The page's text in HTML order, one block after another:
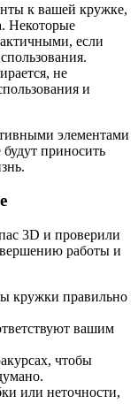
к вашей кружке,
Некоторые
если
не
и
элементами
приносить
3D и проверили
работы и
кружки правильно
вашим
чтобы
или неточности,